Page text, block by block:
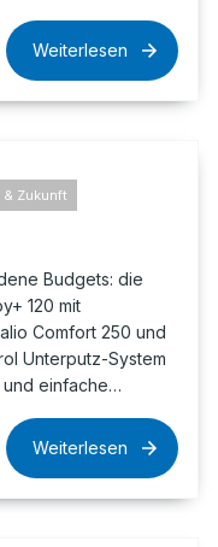
Weiterlesen
Zukunft
Budgets: die
120 mit
Comfort 250 und
Unterputz-System
und einfache…
Weiterlesen